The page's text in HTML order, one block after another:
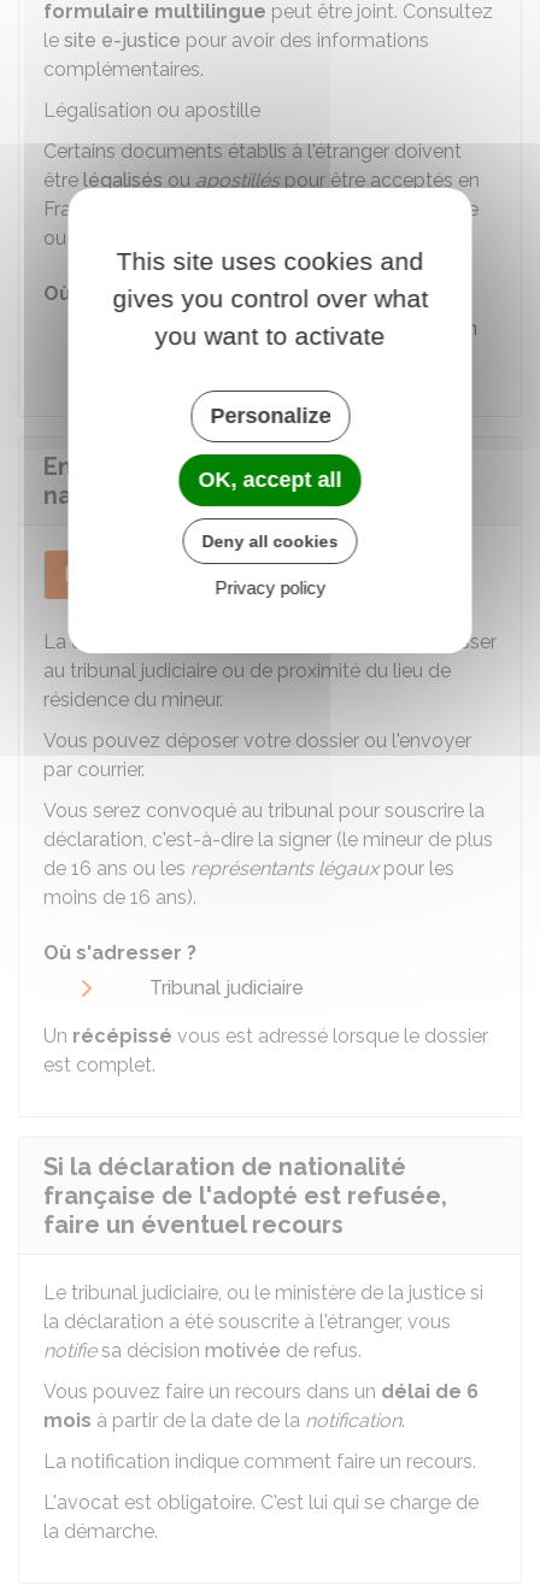
formulaire multilingue peut être joint. Consultez
le site e-justice pour avoir des informations
complémentaires.
Légalisation ou apostille
Certains documents établis à l'étranger doivent
être légalisés ou apostilléspour être acceptés en
France. Renseignez-vous auprès de l'ambassade
ou au consulat du pays concerné.
Où s'adresser ?
Ambassade ou consulat étranger en
France
Envoyer ou déposer la demande de
nationalité française
En France
La demande de nationalité française est à adresser
au tribunal judiciaire ou de proximité du lieu de
résidence du mineur.
Vous pouvez déposer votre dossier ou l'envoyer
par courrier.
Vous serez convoqué au tribunal pour souscrire la
déclaration, c'est-à-dire la signer (le mineur de plus
de 16 ans ou les représentants légauxpour les
moins de 16 ans).
Où s'adresser ?
Tribunal judiciaire
Un récépissé vous est adressé lorsque le dossier
est complet.
Si la déclaration de nationalité
française de l'adopté est refusée,
faire un éventuel recours
Le tribunal judiciaire, ou le ministère de la justice si
la déclaration a été souscrite à l'étranger, vous
notifiesa décision motivée de refus.
Vous pouvez faire un recours dans un délai de 6
mois à partir de la date de la notification.
La notification indique comment faire un recours.
L'avocat est obligatoire. C'est lui qui se charge de
la démarche.
This site uses cookies and
gives you control over what
you want to activate
Personalize
OK, accept all
Deny all cookies
Privacy policy